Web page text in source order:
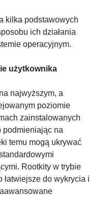
kilka podstawowych
ich działania
operacyjnym.
użytkownika
najwyższym, a
poziomie
zainstalowanych
podmieniając na
temu mogą ukrywać
Rootkity w trybie
łatwiejsze do wykrycia i